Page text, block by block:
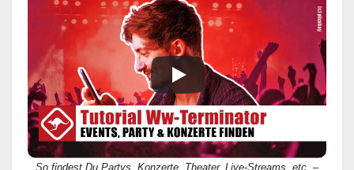
So findest Du Partys, Konzerte, Theater, Live-Streams, etc. –